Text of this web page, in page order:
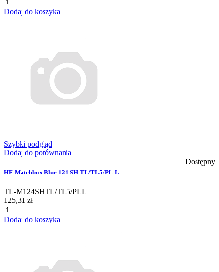
Dodaj do koszyka
Szybki podgląd
Dodaj do porównania
Dostępny
HF-Matchbox Blue 124 SH TL/TL5/PL-L
TL-M124SHTL/TL5/PLL
125,31 zł
Dodaj do koszyka